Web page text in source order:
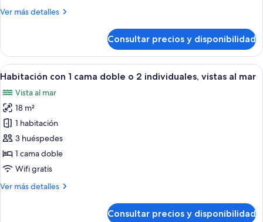
parciales
Ver más detalles
Más
Confort
doble,
vistas
al
mar
Consultar precios y disponibilidad
Abrir
todas
las
fotos
de
Habitación
con
1
doble
Un dormitorio con cama, una silla,
7
Habitación con 1 cama doble o 2 individuales, vistas al mar
Vista al mar
18 m²
1 habitación
3 huéspedes
1 cama doble
Wifi gratis
Ver más detalles
Más
Consultar precios y disponibilidad